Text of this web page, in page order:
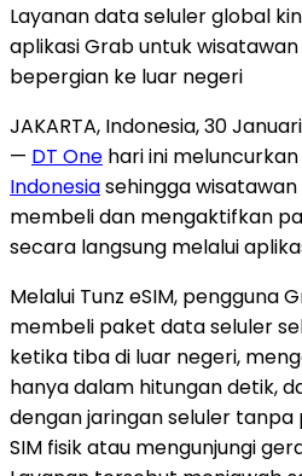
Layanan data seluler global
aplikasi Grab untuk
bepergian ke luar negeri
JAKARTA, Indonesia,30
— DT One hari ini meluncurkan
Indonesiasehingga
membeli dan mengaktifkan
secara langsung melalui
Melalui Tunz eSIM, pengguna
membeli paket data seluler
ketika tiba di luar negeri,
hanya dalam hitungan detik,
dengan jaringan seluler
SIM fisik atau mengunjungi